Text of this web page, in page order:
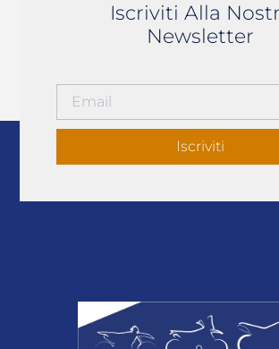
Iscriviti Alla
Newsletter
Iscriviti